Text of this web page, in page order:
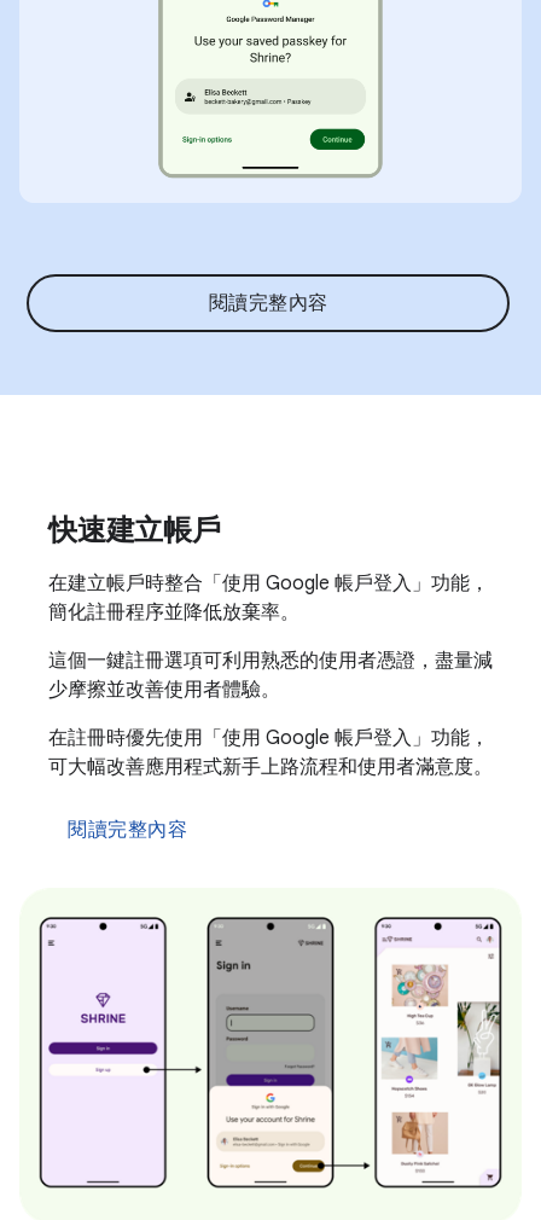
閱讀完整內容
快速建立帳戶
在建立帳戶時整合「使用 Google 帳戶登入」功能，
簡化註冊程序並降低放棄率。
這個一鍵註冊選項可利用熟悉的使用者憑證，盡量減
少摩擦並改善使用者體驗。
在註冊時優先使用「使用 Google 帳戶登入」功能，
可大幅改善應用程式新手上路流程和使用者滿意度。
閱讀完整內容